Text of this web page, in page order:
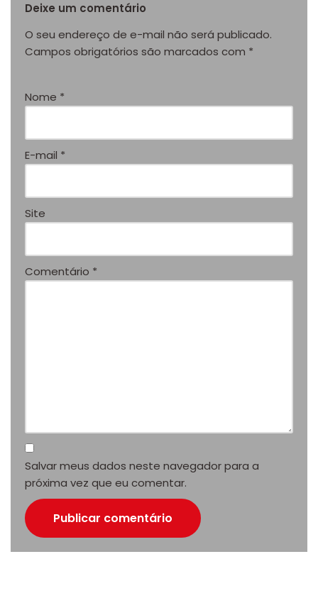
Deixe um comentário
O seu endereço de e-mail não será publicado.
Campos obrigatórios são marcados com *
Nome *
E-mail *
Site
Comentário *
Salvar meus dados neste navegador para a
próxima vez que eu comentar.